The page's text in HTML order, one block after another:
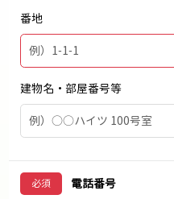
番地
建物名・部屋番号等
電話番号